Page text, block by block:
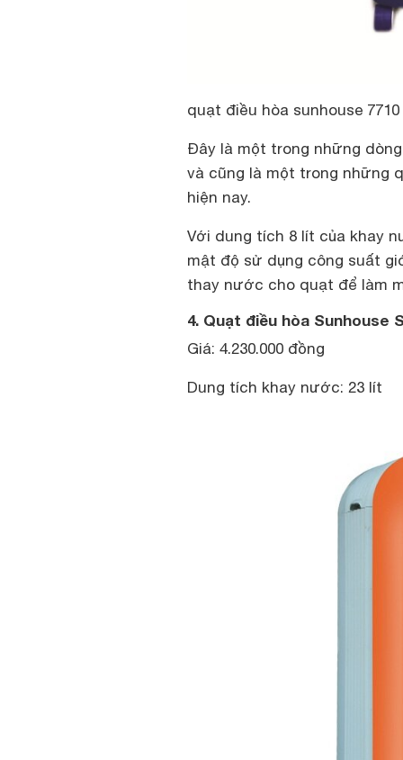
quạt điều hòa sunhouse 7710
Đây là một trong những
và cũng là một trong những
hiện nay.
Với dung tích 8 lít của khay
mật độ sử dụng công suất
thay nước cho quạt để làm
4. Quạt điều hòa Sunhouse
Giá: 4.230.000 đồng
Dung tích khay nước: 23 lít